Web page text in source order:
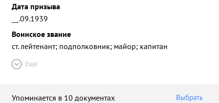
Дата призыва
__.09.1939
Воинское звание
ст. лейтенант; подполковник; майор; капитан
Ещё
Упоминается в 10 документах Выбрать